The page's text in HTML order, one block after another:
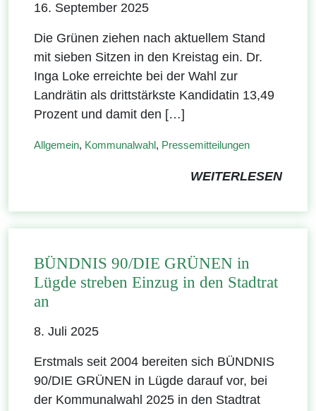
16. September 2025
Die Grünen ziehen nach aktuellem Stand
mit sieben Sitzen in den Kreistag ein. Dr.
Inga Loke erreichte bei der Wahl zur
Landrätin als drittstärkste Kandidatin 13,49
Prozent und damit den […]
Allgemein, Kommunalwahl, Pressemitteilungen
WEITERLESEN
BÜNDNIS 90/DIE GRÜNEN in
Lügde streben Einzug in den Stadtrat
an
8. Juli 2025
Erstmals seit 2004 bereiten sich BÜNDNIS
90/DIE GRÜNEN in Lügde darauf vor, bei
der Kommunalwahl 2025 in den Stadtrat